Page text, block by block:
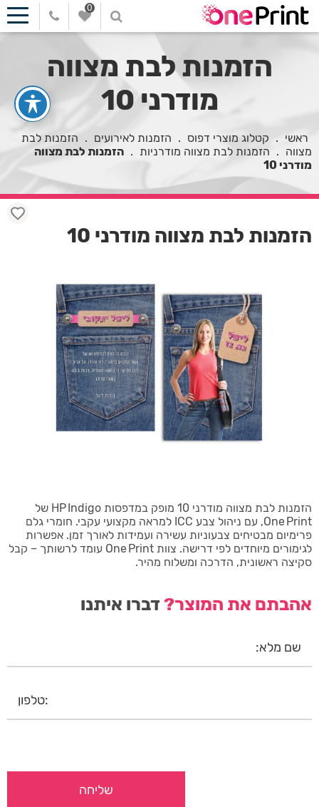
0
הזמנות לבת מצווה
מודרני 10
ראשי . קטלוג מוצרי דפוס . הזמנות לאירועים . הזמנות לבת
מצווה . הזמנות לבת מצווה מודרניות . הזמנות לבת מצווה
מודרני 10
הזמנות לבת מצווה מודרני 10 מופק במדפסות HP Indigo של
One Print, עם ניהול צבע ICC למראה מקצועי עקבי. חומרי גלם
פרימיום מבטיחים צבעוניות עשירה ועמידות לאורך זמן. אפשרות
לגימורים מיוחדים לפי דרישה. צוות One Print עומד לרשותך – קבל
סקיצה ראשונית, הדרכה ומשלוח מהיר.
אהבתם את המוצר?דברו איתנו
הזמנות לבת מצווה מודרני 10